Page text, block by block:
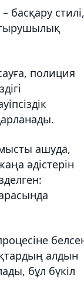
басқару стилі,
полиция
ашуда,
әдістерін
алдын
бұл бүкіл